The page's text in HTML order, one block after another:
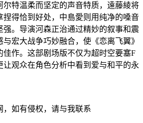
尔特温柔而坚定的声音特质，遠藤綾将
捏得恰到好处，中島愛则用纯净的嗓音
强。导演河森正治通过精妙的叙事和震
宏大战争巧妙融合，使《恋离飞翼》
佳作。这部剧场版不仅为超时空要塞F
让观众在角色分析中看到爱与和平的永
，如有侵权，请与我联系